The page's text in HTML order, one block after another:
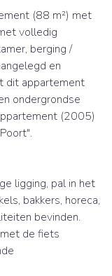
(88 m²) met
volledig
berging /
en
dit appartement
ondergrondse
(2005)
ligging, pal in het
bakkers, horeca,
bevinden.
de fiets